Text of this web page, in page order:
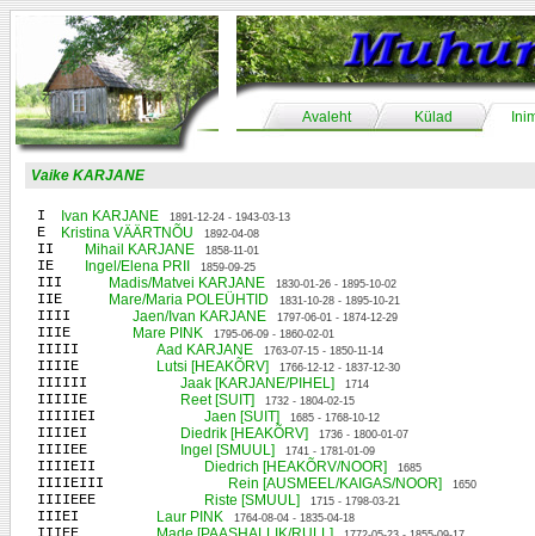
Avaleht Külad
Vaike KARJANE
I Ivan KARJANE 1891-12-24 - 1943-03-13
E Kristina VÄÄRTNÕU 1892-04-08
II Mihail KARJANE 1858-11-01
IE Ingel/Elena PRII 1859-09-25
III Madis/Matvei KARJANE 1830-01-26 - 1895-10-02
IIE Mare/Maria POLEÜHTID 1831-10-28 - 1895-10-21
IIII Jaen/Ivan KARJANE 1797-06-01 - 1874-12-29
IIIE Mare PINK 1795-06-09 - 1860-02-01
IIIII Aad KARJANE 1763-07-15 - 1850-11-14
IIIIE Lutsi [HEAKÕRV] 1766-12-12 - 1837-12-30
IIIIII Jaak [KARJANE/PIHEL] 1714
IIIIIE Reet [SUIT] 1732 - 1804-02-15
IIIIIEI Jaen [SUIT] 1685 - 1768-10-12
IIIIEI Diedrik [HEAKÕRV] 1736 - 1800-01-07
IIIIEE Ingel [SMUUL] 1741 - 1781-01-09
IIIIEII Diedrich [HEAKÕRV/NOOR] 1685
IIIIEIII Rein [AUSMEEL/KAIGAS/NOOR] 1650
IIIIEEE Riste [SMUUL] 1715 - 1798-03-21
IIIEI Laur PINK 1764-08-04 - 1835-04-18